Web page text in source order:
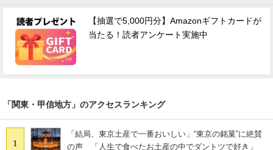
【抽選で5,000円分】Amazonギフトカードが
当たる！読者アンケート実施中
「関東・甲信地方」のアクセスランキング
1
「結局、東京土産で一番おいしい」“東京の銘菓”に絶賛
の声 「人生で食べたお土産の中でダントツで好き」